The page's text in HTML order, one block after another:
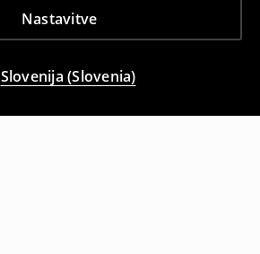
Nastavitve
Slovenija (Slovenia)